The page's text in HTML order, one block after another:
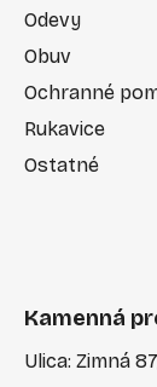
Odevy
Obuv
Ochranné
Rukavice
Ostatné
Kamenná
Ulica: Zimná